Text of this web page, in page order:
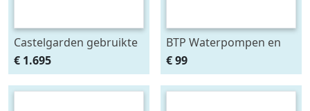
Castelgarden gebruikte
zitmaaier hydrostaat
briggs and stratton
108cm
€ 1.695
BTP Waterpompen en
sproeiers op voorraad
bij BTP waterpomp
beregening
€ 99